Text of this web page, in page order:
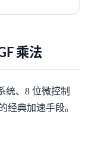
乘法
统、8 位微控制
经典加速手段。